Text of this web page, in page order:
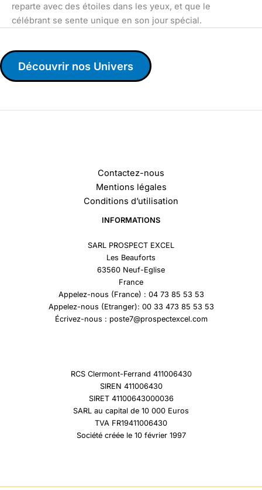
reparte avec des étoiles dans les yeux, et que le
célébrant se sente unique en son jour spécial.
Découvrir nos Univers
Contactez-nous
Mentions légales
Conditions d’utilisation
INFORMATIONS
SARL PROSPECT EXCEL
Les Beauforts
63560 Neuf-Eglise
France
Appelez-nous (France) : 04 73 85 53 53
Appelez-nous (Etranger): 00 33 473 85 53 53
Écrivez-nous : poste7@prospectexcel.com
RCS Clermont-Ferrand 411006430
SIREN 411006430
SIRET 41100643000036
SARL au capital de 10 000 Euros
TVA FR19411006430
Société créée le 10 février 1997